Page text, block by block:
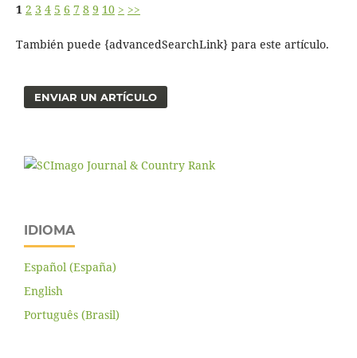
1 2 3 4 5 6 7 8 9 10 > >>
También puede {advancedSearchLink} para este artículo.
ENVIAR UN ARTÍCULO
IDIOMA
Español (España)
English
Português (Brasil)